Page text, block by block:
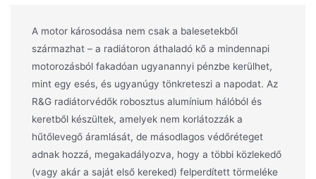
A motor károsodása nem csak a balesetekből
származhat – a radiátoron áthaladó kő a mindennapi
motorozásból fakadóan ugyanannyi pénzbe kerülhet,
mint egy esés, és ugyanúgy tönkreteszi a napodat. Az
R&G radiátorvédők robosztus alumínium hálóból és
keretből készültek, amelyek nem korlátozzák a
hűtőlevegő áramlását, de másodlagos védőréteget
adnak hozzá, megakadályozva, hogy a többi közlekedő
(vagy akár a saját első kereked) felperdített törmeléke